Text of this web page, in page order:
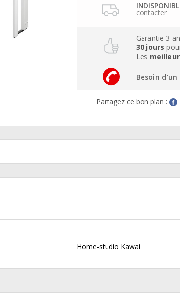
contacter
Garantie 3
30 jours
Les
Besoin d'un
Partagez ce bon plan :
Home-studio Kawai